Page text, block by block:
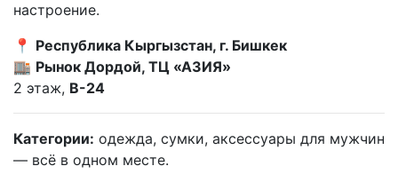
настроение.
📍 Республика Кыргызстан, г. Бишкек
🏬 Рынок Дордой, ТЦ «АЗИЯ»
2 этаж, В-24
Категории: одежда, сумки, аксессуары для мужчин
— всё в одном месте.